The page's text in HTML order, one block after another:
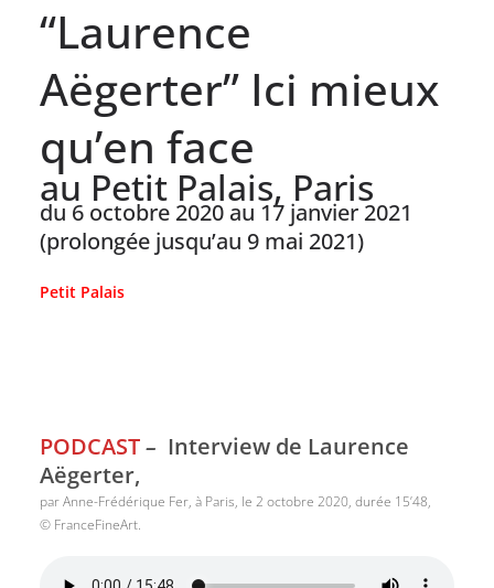
“Laurence
Aëgerter” Ici mieux
qu’en face
au Petit Palais, Paris
du 6 octobre 2020 au 17 janvier 2021
(prolongée jusqu’au 9 mai 2021)
Petit Palais
PODCAST– Interview de Laurence
Aëgerter,
par Anne-Frédérique Fer, à Paris, le 2 octobre 2020, durée 15’48,
© FranceFineArt.